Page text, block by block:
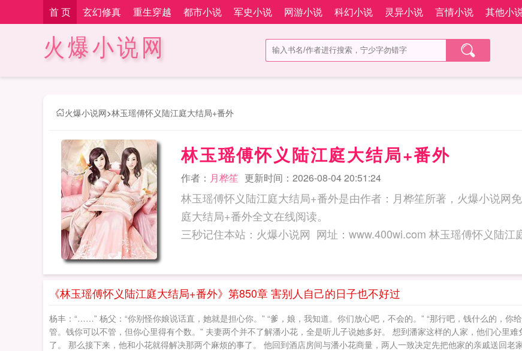
首 页 玄幻修真 重生穿越 都市小说 军史小说 网游小说 科幻小说 灵异小说 言情小说 其他小
火爆小说网
火爆小说网>林玉瑶傅怀义陆江庭大结局+番外
林玉瑶傅怀义陆江庭大结局+番外
作者： 月桦笙 更新时间：2026-08-04 20:51:24
林玉瑶傅怀义陆江庭大结局+番外是由作者：月桦笙所著，火爆小说网
庭大结局+番外全文在线阅读。
三秒记住本站：火爆小说网 网址：
《林玉瑶傅怀义陆江庭大结局+番外》第850章 害别人自己的日子也不好过
杨丰：“……” 杨父：“你别怪你娘说话直，她就是担心你。” “爹，娘，我知道。你们放心吧，不会的。” “那行吧，钱什么的，
管。钱你可以不管，但你心里得有个数。” 夫妻两个并不了解潘小花，全是听儿子说她多好。 想到潘家这样的人家，他们心里
了。 那么接下来，他和小花就得解决那两个麻烦的事了。 他回到酒店房间与潘小花商量，两人一致决定先把他家的亲戚送回